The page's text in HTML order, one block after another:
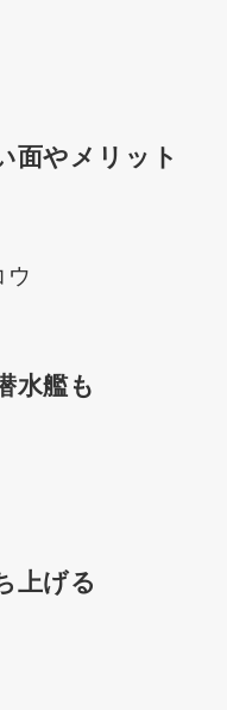
面やメリット
ウ
水艦も
上げる